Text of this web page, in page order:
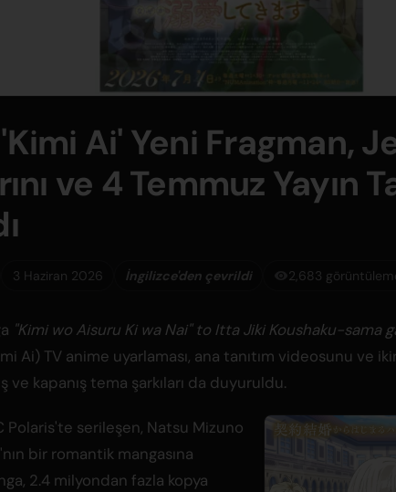
Ai' Yeni Fragman,
ve 4 Temmuz Yayın
3 Haziran 2026 İngilizce'den çevrildi 2,683
"Kimi wo Aisuru Ki wa Nai" to Itta Jiki Koushaku-sama
Ai) TV anime uyarlaması, ana tanıtım videosunu ve
ve kapanış tema şarkıları da duyuruldu.
Polaris'te serileşen, Natsu Mizuno
bir romantik mangasına
2.4 milyondan fazla kopya